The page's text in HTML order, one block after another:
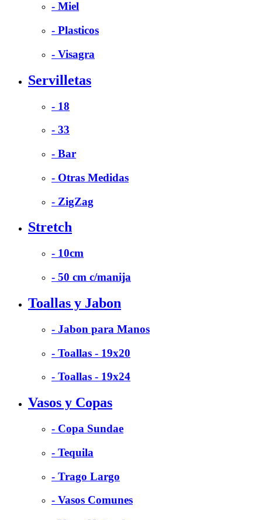
- Miel
- Plasticos
- Visagra
Servilletas
- 18
- 33
- Bar
- Otras Medidas
- ZigZag
Stretch
- 10cm
- 50 cm c/manija
Toallas y Jabon
- Jabon para Manos
- Toallas - 19x20
- Toallas - 19x24
Vasos y Copas
- Copa Sundae
- Tequila
- Trago Largo
- Vasos Comunes